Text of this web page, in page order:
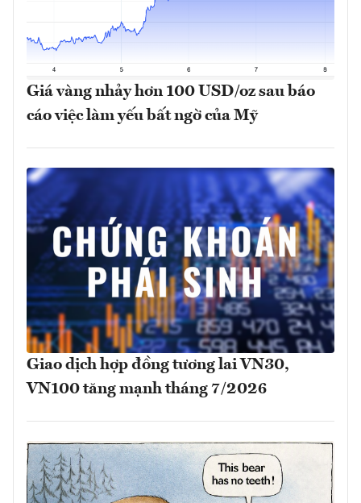
Giá vàng nhảy hơn 100 USD/oz sau báo
cáo việc làm yếu bất ngờ của Mỹ
Giao dịch hợp đồng tương lai VN30,
VN100 tăng mạnh tháng 7/2026